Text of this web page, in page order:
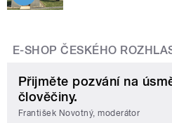
E-SHOP ČESKÉHO
Přijměte pozvání na
člověčiny.
František Novotný, moderátor